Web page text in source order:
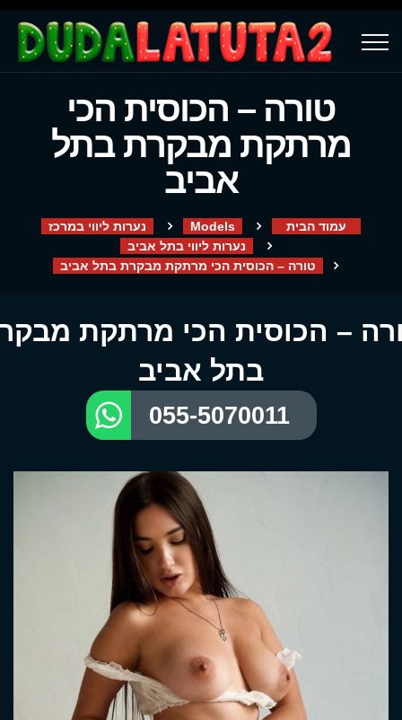
טורה – הכוסית הכי
מרתקת מבקרת בתל
אביב
עמוד הבית Models
נערות ליווי במרכז
נערות ליווי בתל אביב
טורה – הכוסית הכי מרתקת מבקרת בתל אביב
– הכוסית הכי מרתקת
בתל אביב
055-5070011